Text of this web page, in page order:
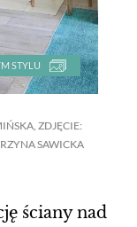
STYLU
ZDJĘCIE:
SAWICKA
ściany nad